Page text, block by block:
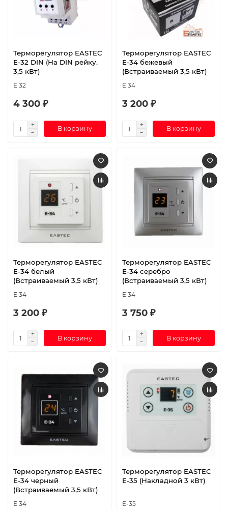
Терморегулятор EASTEC
E-32 DIN (На DIN рейку.
3,5 кВт)
E 32
4 300 ₽
В корзину
Терморегулятор EASTEC
E-34 бежевый
(Встраиваемый 3,5 кВт)
E 34
3 200 ₽
В корзину
Терморегулятор EASTEC
E-34 белый
(Встраиваемый 3,5 кВт)
E 34
3 200 ₽
В корзину
Терморегулятор EASTEC
E-34 серебро
(Встраиваемый 3,5 кВт)
E 34
3 750 ₽
В корзину
Терморегулятор EASTEC
E-34 черный
(Встраиваемый 3,5 кВт)
E 34
Терморегулятор EASTEC
E-35 (Накладной 3 кВт)
E-35